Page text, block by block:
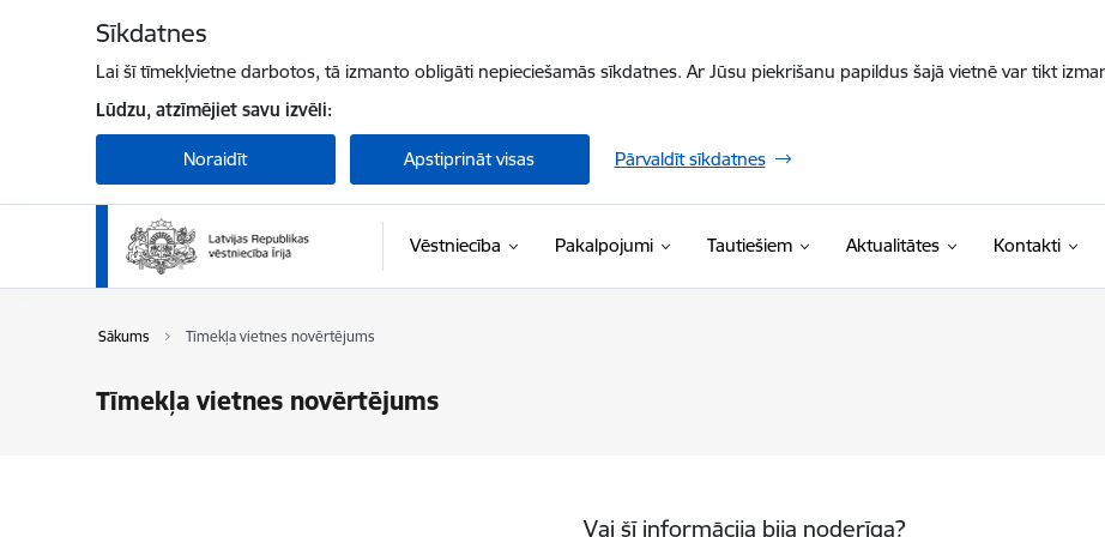
Sīkdatnes
Lai šī tīmekļvietne darbotos, tā izmanto obligāti nepieciešamās sīkdatnes. Ar Jūsu piekrišanu papildus šajā vietnē var tikt
Lūdzu, atzīmējiet savu izvēli:
Noraidīt Apstiprināt visas Pārvaldīt sīkdatnes
Vēstniecība Pakalpojumi Tautiešiem Aktualitātes Kontakti
Sākums Tīmekļa vietnes novērtējums
Tīmekļa vietnes novērtējums
Vai šī informācija bija noderīga?